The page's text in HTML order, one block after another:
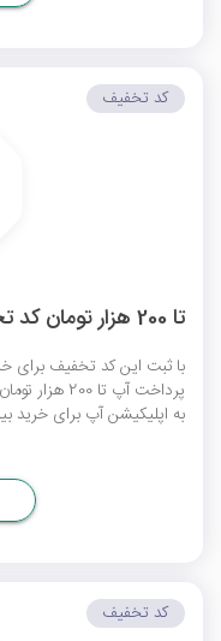
تا 200 هزار تومان کد تخفیف بیمه شخص ثالث آپ
با ثبت این کد تخفیف برای
پرداخت آپ
به اپلیکیشن آپ برای
کد تخفیف
کد تخفیف